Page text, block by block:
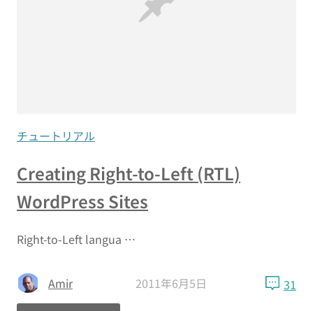
チュートリアル
Creating Right-to-Left (RTL)
WordPress Sites
Right-to-Left langua …
Amir 2011年6月5日 31